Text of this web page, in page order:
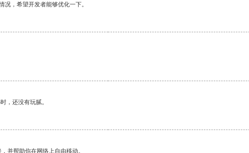
，希望开发者能够优化一下。
，还没有玩腻。
并帮助你在网络上自由移动。